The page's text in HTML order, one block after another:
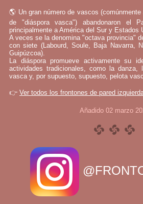
🌎 Un gran número de vascos
de "diáspora vasca") abandonaron el
principalmente a América del Sur y Estados
A veces se la denomina "octava provincia"
con siete (Labourd, Soule, Baja Navarra,
Guipúzcoa).
La diáspora promueve activamente su
actividades tradicionales, como la danza,
vasca y, por supuesto, supuesto, pelota
👉 Ver todos los frontones de pared
Añadido 02 marzo